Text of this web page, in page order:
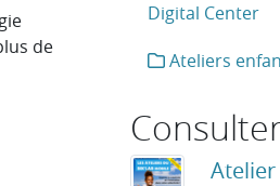
de
Digital Center
Ateliers